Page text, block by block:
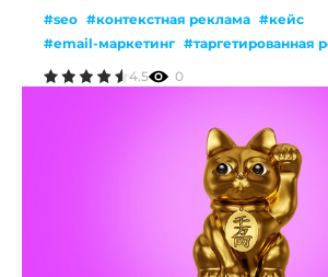
#seo #контекстная реклама #кейс
#email-маркетинг #таргетированная
#аналитика
4.5 0